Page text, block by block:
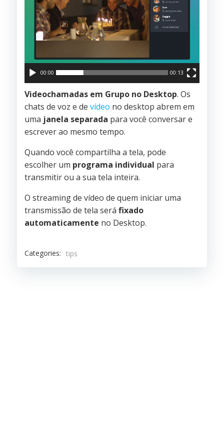
00:00 00:13
Videochamadas em Grupo no Desktop. Os
chats de voz e de vídeo no desktop abrem em
uma janela separada para você conversar e
escrever ao mesmo tempo.
Quando você compartilha a tela, pode
escolher um programa individual para
transmitir ou a sua tela inteira.
O streaming de vídeo de quem iniciar uma
transmissão de tela será fixado
automaticamente no Desktop.
Categories: tips